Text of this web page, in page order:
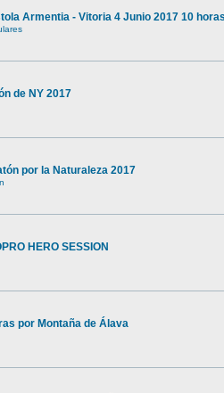
Armentia - Vitoria 4 Junio 2017 10
de NY 2017
por la Naturaleza 2017
HERO SESSION
por Montaña de Álava